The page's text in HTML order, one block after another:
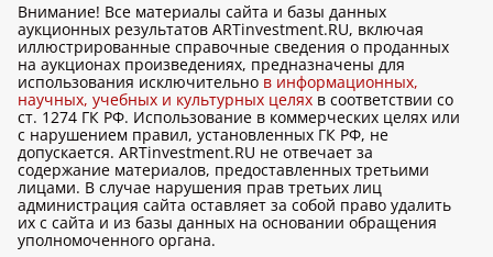
Внимание! Все материалы сайта и базы данных
аукционных результатов ARTinvestment.RU, включая
иллюстрированные справочные сведения о проданных
на аукционах произведениях, предназначены для
использования исключительно в информационных,
научных, учебных и культурных целях в соответствии со
ст. 1274 ГК РФ. Использование в коммерческих целях или
с нарушением правил, установленных ГК РФ, не
допускается. ARTinvestment.RU не отвечает за
содержание материалов, предоставленных третьими
лицами. В случае нарушения прав третьих лиц
администрация сайта оставляет за собой право удалить
их с сайта и из базы данных на основании обращения
уполномоченного органа.